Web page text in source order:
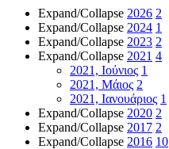
Expand/Collapse 2026 2
Expand/Collapse 2024 1
Expand/Collapse 2023 2
Expand/Collapse 2021 4
2021, Ιούνιος 1
2021, Μάιος 2
2021, Ιανουάριος 1
Expand/Collapse 2020 2
Expand/Collapse 2017 2
Expand/Collapse 2016 10